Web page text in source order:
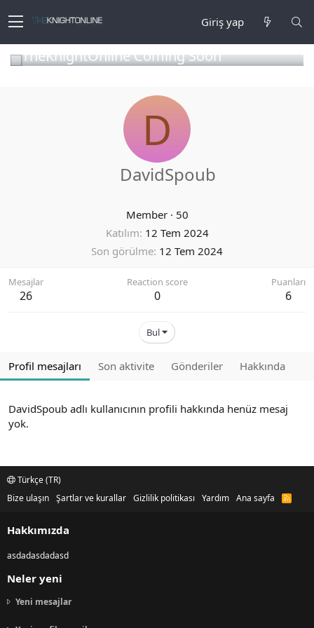
Giriş yap
TheKnightOnline Coming Soon
D
DavidSpoub
Member · 50
Katılım 12 Tem 2024
Son görülme 12 Tem 2024
Mesajlar
26
Reaction score
0
Puanları
6
Bul
Profil mesajları Son aktivite Gönderiler Hakkında
DavidSpoub adlı kullanıcının profili hakkında henüz mesaj
yok.
Türkçe (TR)
Bize ulaşın Şartlar ve kurallar Gizlilik politikası Yardım Ana sayfa
R
Hakkımızda
asdadasdadasd
Neler yeni
Yeni mesajlar